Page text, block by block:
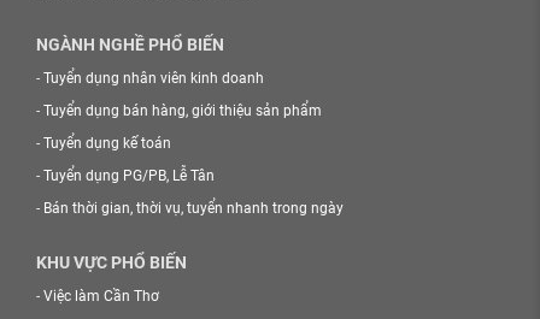
NGÀNH NGHỀ PHỔ BIẾN
- Tuyển dụng nhân viên kinh doanh
- Tuyển dụng bán hàng, giới thiệu sản phẩm
- Tuyển dụng kế toán
- Tuyển dụng PG/PB, Lễ Tân
- Bán thời gian, thời vụ, tuyển nhanh trong ngày
KHU VỰC PHỔ BIẾN
- Việc làm Cần Thơ